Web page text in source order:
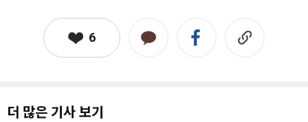
6
더 많은 기사 보기